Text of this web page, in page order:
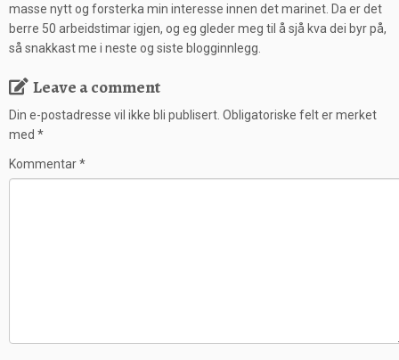
masse nytt og forsterka min interesse innen det marinet. Da er det
berre 50 arbeidstimar igjen, og eg gleder meg til å sjå kva dei byr på,
så snakkast me i neste og siste blogginnlegg.
Leave a comment
Din e-postadresse vil ikke bli publisert. Obligatoriske felt er merket
med *
Kommentar*